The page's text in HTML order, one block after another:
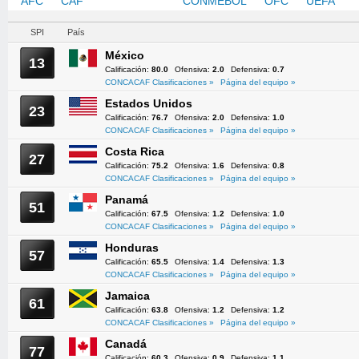
SPI País
13 México
Calificación: 80.0 Ofensiva: 2.0 Defensiva: 0.7
CONCACAF Clasificaciones »
Página del equipo »
23 Estados Unidos
Calificación: 76.7 Ofensiva: 2.0 Defensiva: 1.0
CONCACAF Clasificaciones »
Página del equipo »
27 Costa Rica
Calificación: 75.2 Ofensiva: 1.6 Defensiva: 0.8
CONCACAF Clasificaciones »
Página del equipo »
51 Panamá
Calificación: 67.5 Ofensiva: 1.2 Defensiva: 1.0
CONCACAF Clasificaciones »
Página del equipo »
57 Honduras
Calificación: 65.5 Ofensiva: 1.4 Defensiva: 1.3
CONCACAF Clasificaciones »
Página del equipo »
61 Jamaica
Calificación: 63.8 Ofensiva: 1.2 Defensiva: 1.2
CONCACAF Clasificaciones »
Página del equipo »
77 Canadá